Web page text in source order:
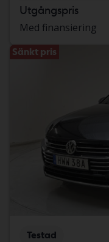
Utgångspris
Med finansiering
Sänkt pris
Testad